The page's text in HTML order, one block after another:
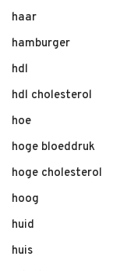
haar
hamburger
hdl
hdl cholesterol
hoe
hoge bloeddruk
hoge cholesterol
hoog
huid
huis